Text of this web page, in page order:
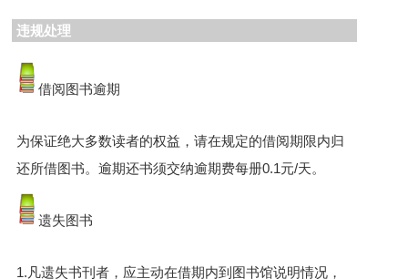
违规处理
借阅图书逾期
为保证绝大多数读者的权益，请在规定的借阅期限内归
还所借图书。逾期还书须交纳逾期费每册0.1元/天。
遗失图书
1.凡遗失书刊者，应主动在借期内到图书馆说明情况，